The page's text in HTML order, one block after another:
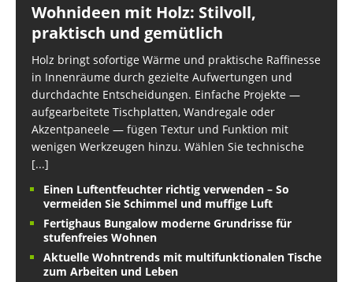
Wohnideen mit Holz: Stilvoll,
praktisch und gemütlich
Holz bringt sofortige Wärme und praktische Raffinesse
in Innenräume durch gezielte Aufwertungen und
durchdachte Entscheidungen. Einfache Projekte —
aufgearbeitete Tischplatten, Wandregale oder
Akzentpaneele — fügen Textur und Funktion mit
wenigen Werkzeugen hinzu. Wählen Sie technische
[...]
Einen Luftentfeuchter richtig verwenden – So
vermeiden Sie Schimmel und muffige Luft
Fertighaus Bungalow moderne Grundrisse für
stufenfreies Wohnen
Aktuelle Wohntrends mit multifunktionalen Tische
zum Arbeiten und Leben